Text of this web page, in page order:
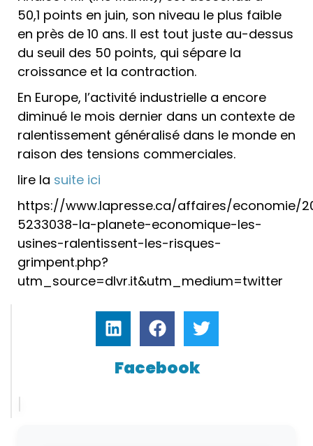
50,1 points en juin, son niveau le plus faible
en près de 10 ans. Il est tout juste au-dessus
du seuil des 50 points, qui sépare la
croissance et la contraction.
En Europe, l’activité industrielle a encore
diminué le mois dernier dans un contexte de
ralentissement généralisé dans le monde en
raison des tensions commerciales.
lire la suite ici
https://www.lapresse.ca/affaires/economie/
5233038-la-planete-economique-les-
usines-ralentissent-les-risques-
grimpent.php?
utm_source=dlvr.it&utm_medium=twitter
Facebook